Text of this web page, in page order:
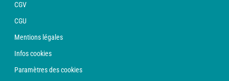
CGV
CGU
Mentions légales
Infos cookies
Paramètres des cookies